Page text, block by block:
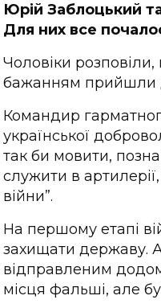
Юрій Заблоцький
Для них все
Чоловіки
бажанням прийшли
Командир
української
так би мовити,
служити в
війни”.
На першому етапі
захищати державу.
відправленим
місця фальші, але